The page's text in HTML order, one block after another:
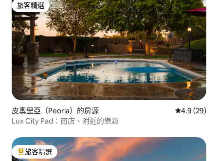
旅客精選
旅客精選
皮奧里亞（Peoria）的房源 從 29 則評
4.9 (29)
Lux City Pad：商店、附近的樂趣
旅客精選榜首
旅客精選